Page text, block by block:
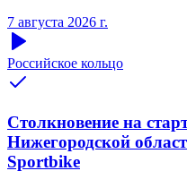
7 августа 2026 г.
Российское кольцо
Столкновение на
Нижегородской
Sportbike